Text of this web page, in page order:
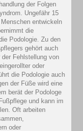
der Folgen
Ungefähr 15
entwickeln
die
Podologie. Zu den
gehört auch
Fehlstellung von
oder
die Podologie auch
der Füße wird eine
berät der Podologe
und kann im
Oft arbeiten
oder